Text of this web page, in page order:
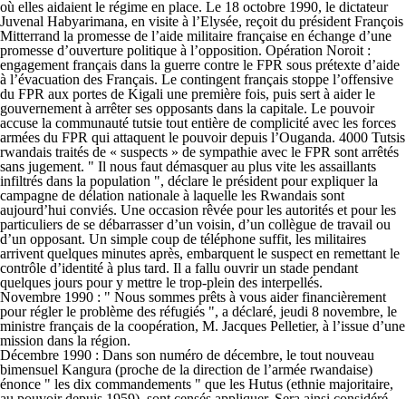
où elles aidaient le régime en place. Le 18 octobre 1990, le dictateur
Juvenal Habyarimana, en visite à l’Elysée, reçoit du président François
Mitterrand la promesse de l’aide militaire française en échange d’une
promesse d’ouverture politique à l’opposition. Opération Noroit :
engagement français dans la guerre contre le FPR sous prétexte d’aide
à l’évacuation des Français. Le contingent français stoppe l’offensive
du FPR aux portes de Kigali une première fois, puis sert à aider le
gouvernement à arrêter ses opposants dans la capitale. Le pouvoir
accuse la communauté tutsie tout entière de complicité avec les forces
armées du FPR qui attaquent le pouvoir depuis l’Ouganda. 4000 Tutsis
rwandais traités de « suspects » de sympathie avec le FPR sont arrêtés
sans jugement. " Il nous faut démasquer au plus vite les assaillants
infiltrés dans la population ", déclare le président pour expliquer la
campagne de délation nationale à laquelle les Rwandais sont
aujourd’hui conviés. Une occasion rêvée pour les autorités et pour les
particuliers de se débarrasser d’un voisin, d’un collègue de travail ou
d’un opposant. Un simple coup de téléphone suffit, les militaires
arrivent quelques minutes après, embarquent le suspect en remettant le
contrôle d’identité à plus tard. Il a fallu ouvrir un stade pendant
quelques jours pour y mettre le trop-plein des interpellés.
Novembre 1990 : " Nous sommes prêts à vous aider financièrement
pour régler le problème des réfugiés ", a déclaré, jeudi 8 novembre, le
ministre français de la coopération, M. Jacques Pelletier, à l’issue d’une
mission dans la région.
Décembre 1990 : Dans son numéro de décembre, le tout nouveau
bimensuel Kangura (proche de la direction de l’armée rwandaise)
énonce " les dix commandements " que les Hutus (ethnie majoritaire,